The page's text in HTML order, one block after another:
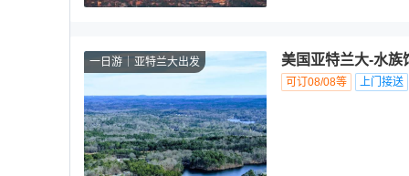
一日游 亚特兰大出发 美国亚特兰大-水族
可订08/08等 上门接送